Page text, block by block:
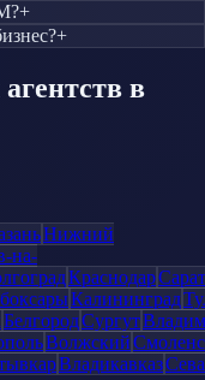
+
+
в
Нижний
на-
Краснодар
Калининград
БелгородСургут
Волжский
Владикавказ